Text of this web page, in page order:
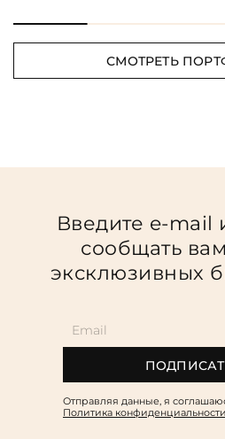
СМОТРЕТЬ
Введите e-mail
сообщать
эксклюзивных
Отправляя данные, я
Политика конфиденциальности